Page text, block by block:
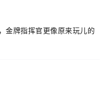
金牌指挥官更像原来玩儿的